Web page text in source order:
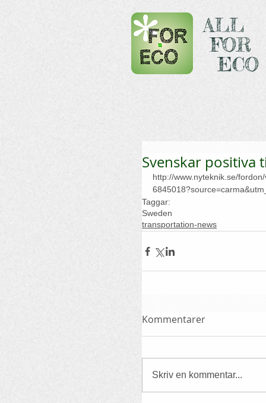
ALL
FOR
ECO
Svenskar positiva
http://www.nyteknik.se/
Taggar:
Sweden
transportation-news
Kommentarer
Skriv en kommentar...